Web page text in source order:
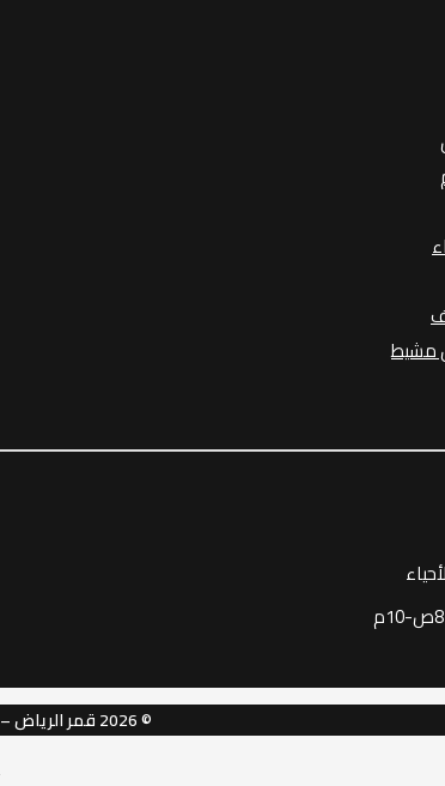
مشيط
© 2026 قمر الرياض – شركة ترميم بالرياض. جميع الحقوق محفوظة.